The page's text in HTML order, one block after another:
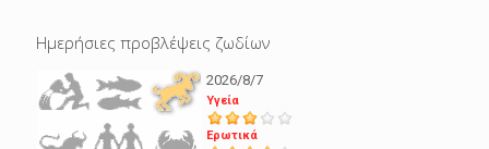
Ημερήσιες προβλέψεις ζωδίων
2026/8/7
Υγεία
Ερωτικά